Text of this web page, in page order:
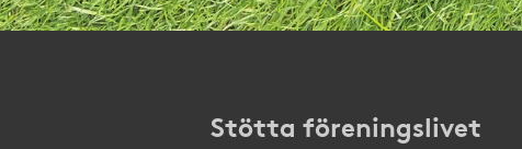
Stötta föreningslivet